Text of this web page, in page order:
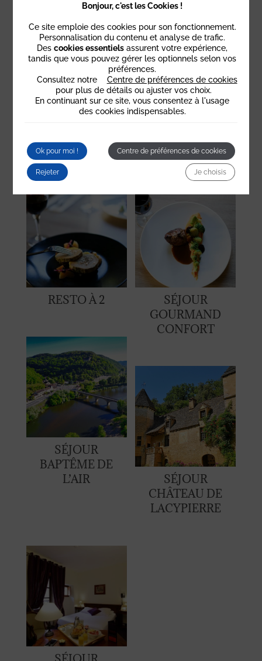
STANDARD
RESTO À 2
SÉJOUR
GOURMAND
CONFORT
SÉJOUR
BAPTÊME DE
L’AIR
SÉJOUR
CHÂTEAU DE
LACYPIERRE
Bonjour, c'est les Cookies !
Ce site emploie des cookies pour son fonctionnement.
Personnalisation du contenu et analyse de trafic.
Des cookies essentiels assurent votre expérience,
tandis que vous pouvez gérer les optionnels selon vos
préférences.
Consultez notre
Centre de préférences de cookies
pour plus de détails ou ajuster vos choix.
En continuant sur ce site, vous consentez à l'usage
des cookies indispensables.
Ok pour moi ! Centre de préférences de cookies
Rejeter Je choisis